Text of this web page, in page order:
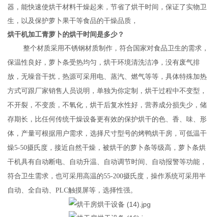
器，能快速使烘干材料干燥起来，节省了烘干时间，保证了实物卫
生，以及保护萝卜果干等食品的干燥品质，
烘干机加工青萝卜的烘干时间是多少？
整个材质采用不锈钢材质制作，符合国家对食品卫生的需求，
保温性良好，萝卜条受热均匀，烘干环境清洗洁净，没有废气排
放，无噪音干扰，热源可采用电、蒸汽、燃气等等，具体特殊加热
方式可跟厂家销售人员说明，单独为你定制，烘干过程中不变型，
不开裂，不变质，不氧化，烘干后复水性好，营养成分损失少，储
存期长，比任何传统干燥设备更有效的保护烘干的色、香、味、形
体，产量可根据用户需求，选择尺寸型号的烤鸭烘干房，可低温干
燥5-50摄氏度，接近自然干燥，被烘干的萝卜条等级高，萝卜条烘
干机具有自动断电、自动升温、自动调节时间、自动报警等功能，
符合卫生需求，也可采用高温的55-200摄氏度，操作系统可采用半
自动、全自动、PLC触摸屏等，选择性强。